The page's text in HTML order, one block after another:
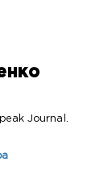
Journal.